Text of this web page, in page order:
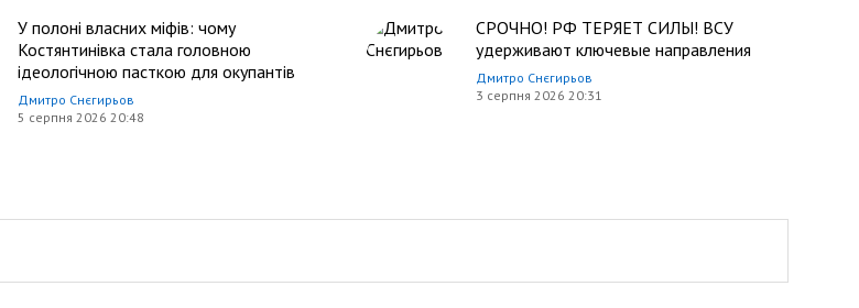
У полоні власних міфів: чому
Костянтинівка стала головною
ідеологічною пасткою для окупантів
Дмитро Снєгирьов
5 серпня 2026 20:48
СРОЧНО! РФ ТЕРЯЕТ СИЛЫ! ВСУ
удерживают ключевые направления
Дмитро Снєгирьов
3 серпня 2026 20:31